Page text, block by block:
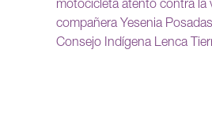
motocicleta atentó contra la
compañera Yesenia
Consejo Indígena Lenca